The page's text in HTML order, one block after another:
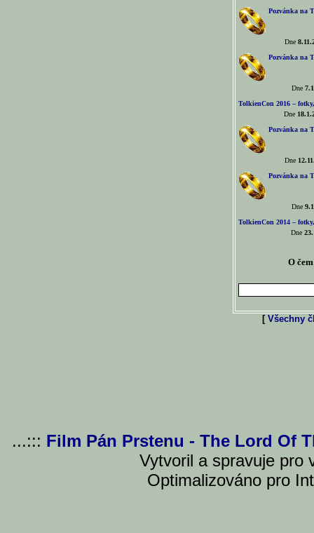
Pozvánka na
Dne
Pozvánka na
Dne
TolkienCon 2016 –
Dne
Pozvánka na
Dne
Pozvánka na
Dne
TolkienCon 2014 –
Dne
O
[ Všechny
...::: Film Pán Prstenu - The Lord Of
Vytvoril a spravuje pro
Optimalizováno pro